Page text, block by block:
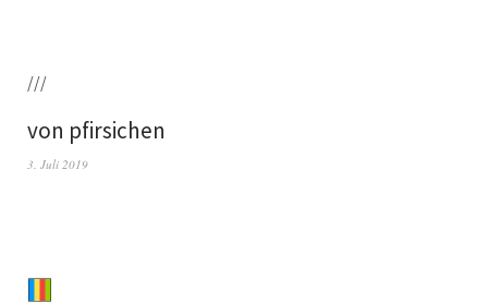
///
von pfirsichen
3. Juli 2019